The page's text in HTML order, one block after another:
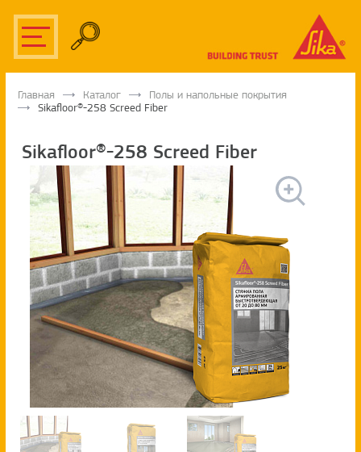
Главная Каталог
Полы и напольные покрытия
Sikafloor®-258 Screed Fiber
Sikafloor®-258 Screed Fiber